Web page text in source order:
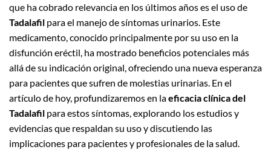
que ha cobrado relevancia en los últimos años es el uso de
Tadalafil para el manejo de síntomas urinarios. Este
medicamento, conocido principalmente por su uso en la
disfunción eréctil, ha mostrado beneficios potenciales más
allá de su indicación original, ofreciendo una nueva esperanza
para pacientes que sufren de molestias urinarias. En el
artículo de hoy, profundizaremos en laeficacia clínica del
Tadalafil para estos síntomas, explorando los estudios y
evidencias que respaldan su uso y discutiendo las
implicaciones para pacientes y profesionales de la salud.